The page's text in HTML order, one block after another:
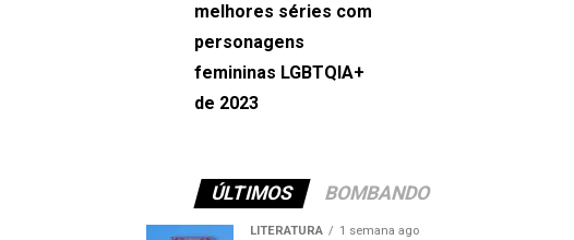
Machado
melhores séries com
personagens
femininas LGBTQIA+
de 2023
ÚLTIMOS BOMBANDO
LITERATURA 1 semana ago